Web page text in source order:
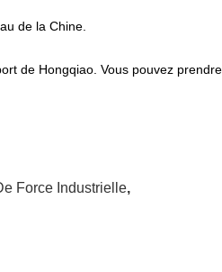
de la Chine.
de Hongqiao. Vous pouvez
Force Industrielle,